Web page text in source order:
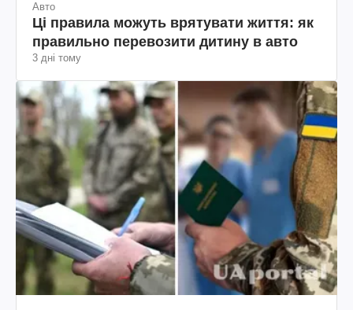
Авто
Ці правила можуть врятувати життя: як
правильно перевозити дитину в авто
3 дні тому